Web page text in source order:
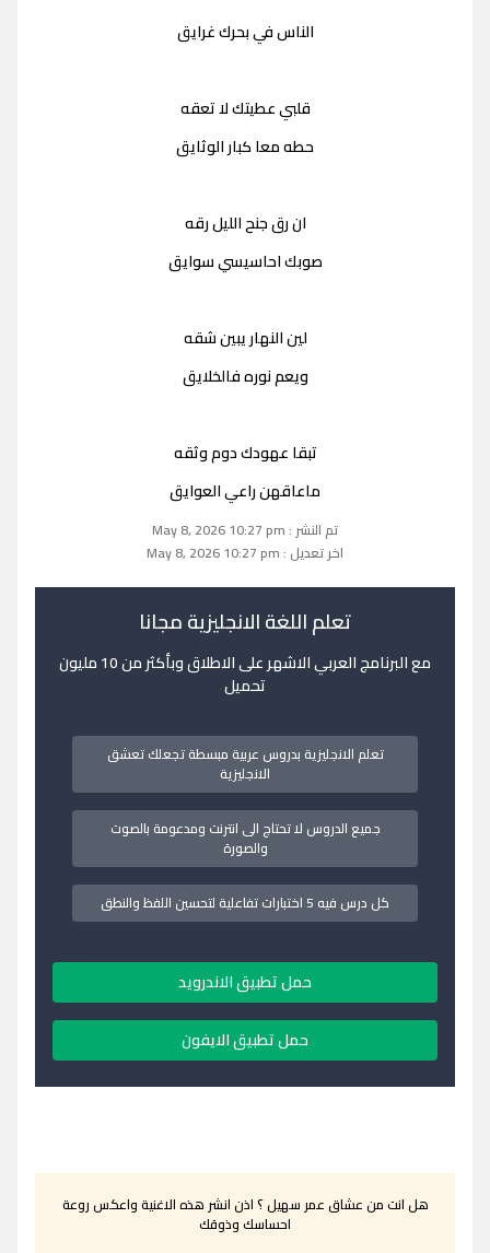
الناس في بحرك غرايق
قلبي عطيتك لا تعقه
حطه معا كبار الوثايق
ان رق جنح الليل رقه
صوبك احاسيسي سوايق
لين النهار يبين شقه
ويعم نوره فالخلايق
تبقا عهودك دوم وثقه
ماعاقهن راعي العوايق
تم النشر : May 8, 2026 10:27 pm
اخر تعديل : May 8, 2026 10:27 pm
تعلم اللغة الانجليزية مجانا
مع البرنامج العربي الاشهر على الاطلاق وبأكثر من 10 مليون
تحميل
تعلم الانجليزية بدروس عربية مبسطة تجعلك تعشق
الانجليزية
جميع الدروس لا تحتاج الى انترنت ومدعومة بالصوت
والصورة
كل درس فيه 5 اختبارات تفاعلية لتحسين اللفظ والنطق
حمل تطبيق الاندرويد
حمل تطبيق الايفون
هل انت من عشاق عمر سهيل ؟ اذن انشر هذه الاغنية واعكس روعة
احساسك وذوقك